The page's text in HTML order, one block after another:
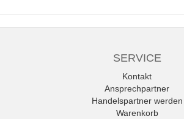
SERVICE
Kontakt
Ansprechpartner
Handelspartner werden
Warenkorb